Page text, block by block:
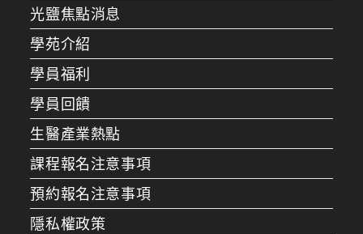
光鹽焦點消息
學苑介紹
學員福利
學員回饋
生醫產業熱點
課程報名注意事項
預約報名注意事項
隱私權政策